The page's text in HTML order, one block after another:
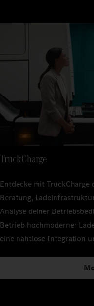
TruckCharge
Entdecke mit TruckCharge
Beratung,
Analyse deiner
Betrieb hochmoderner
eine nahtlose Integration